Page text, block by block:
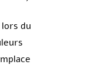
du